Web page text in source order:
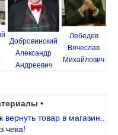
Добровинский
Александр
Андреевич
Лебедев
Вячеслав
Михайлович
•
вернуть товар в магазин..
чека!